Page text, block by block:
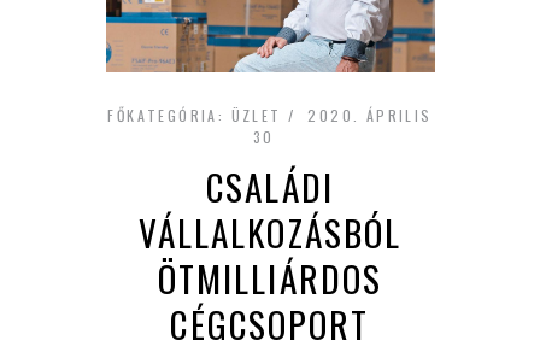
FŐKATEGÓRIA: ÜZLET
2020. ÁPRILIS
30
CSALÁDI
VÁLLALKOZÁSBÓL
ÖTMILLIÁRDOS
CÉGCSOPORT